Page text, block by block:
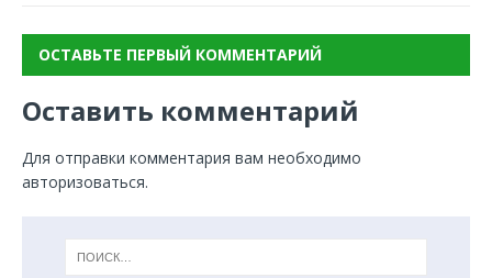
ОСТАВЬТЕ ПЕРВЫЙ КОММЕНТАРИЙ
Оставить комментарий
Для отправки комментария вам необходимо
авторизоваться.